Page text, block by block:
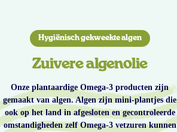
Hygiënisch gekweekte algen
Zuivere algenolie
Onze plantaardige Omega-3 producten zijn
gemaakt van algen. Algen zijn mini-plantjes die
ook op het land in afgesloten en gecontroleerde
omstandigheden zelf Omega-3 vetzuren kunnen